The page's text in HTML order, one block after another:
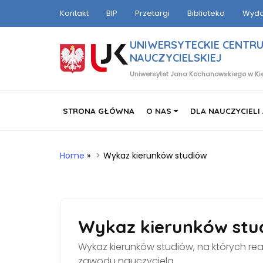
Kontakt BIP Przetargi Biblioteka
UNIWERSYTECKIE
NAUCZYCIELSKIEJ
Uniwersytet Jana Kochanowskiego w
STRONA GŁÓWNA O NAS DLA NAUCZYCIELI
Home » Wykaz kierunków studiów
Wykaz kierunków
Wykaz kierunków studiów, na których